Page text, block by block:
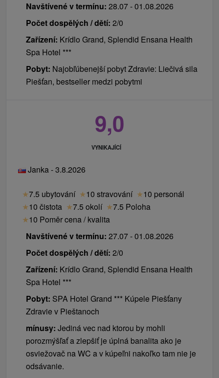
Navštívené v termínu: 28.07 - 01.08.2026
Počet dospělých / dětí: 2/0
Zařízení: Krídlo Grand, Splendid Ensana Health
Spa Hotel ***
Pobyt: Najobľúbenejší pobyt Zdravie: Liečivá sila
Piešťan, bestseller medzi pobytmi
9,0
VYNIKAJÍCÍ
Janka - 3.8.2026
★7.5 ubytování ★10 stravování ★10 personál
★10 čistota ★7.5 okolí ★7.5 Poloha
★10 Poměr cena / kvalita
Navštívené v termínu: 27.07 - 01.08.2026
Počet dospělých / dětí: 2/0
Zařízení: Krídlo Grand, Splendid Ensana Health
Spa Hotel ***
Pobyt: SPA Hotel Grand *** Kúpele Piešťany
Zdravie v Pieštanoch
mínusy: Jediná vec nad ktorou by mohli
porozmýšľať a zlepšiť je úplná banalita ako je
osviežovač na WC a v kúpeľni nakoľko tam nie je
odsávanie.